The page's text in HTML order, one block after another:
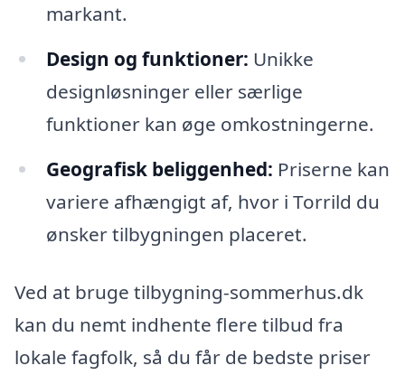
markant.
Design og funktioner: Unikke
designløsninger eller særlige
funktioner kan øge omkostningerne.
Geografisk beliggenhed: Priserne kan
variere afhængigt af, hvor i Torrild du
ønsker tilbygningen placeret.
Ved at bruge tilbygning-sommerhus.dk
kan du nemt indhente flere tilbud fra
lokale fagfolk, så du får de bedste priser